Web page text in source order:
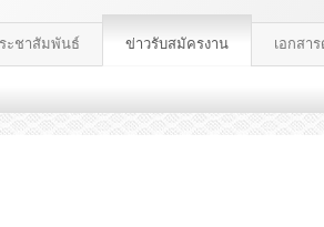
ะชาสัมพันธ์ ข่าวรับสมัครงาน เอกสา